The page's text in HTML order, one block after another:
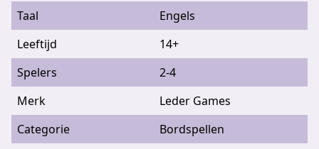
Taal
Engels
Leeftijd
14+
Spelers
2-4
Merk
Leder Games
Categorie
Bordspellen